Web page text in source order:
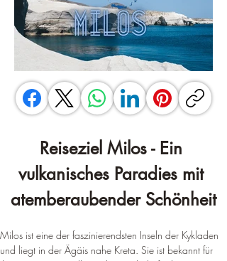
Reiseziel Milos - Ein
vulkanisches Paradies mit
atemberaubender Schönheit
Milos ist eine der faszinierendsten Inseln der Kykladen
und liegt in der Ägäis nahe Kreta. Sie ist bekannt für